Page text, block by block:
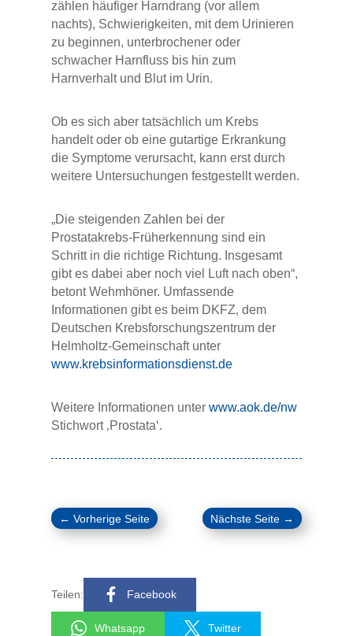
zählen häufiger Harndrang (vor allem
nachts), Schwierigkeiten, mit dem Urinieren
zu beginnen, unterbrochener oder
schwacher Harnfluss bis hin zum
Harnverhalt und Blut im Urin.
Ob es sich aber tatsächlich um Krebs
handelt oder ob eine gutartige Erkrankung
die Symptome verursacht, kann erst durch
weitere Untersuchungen festgestellt werden.
„Die steigenden Zahlen bei der
Prostatakrebs-Früherkennung sind ein
Schritt in die richtige Richtung. Insgesamt
gibt es dabei aber noch viel Luft nach oben“,
betont Wehmhöner. Umfassende
Informationen gibt es beim DKFZ, dem
Deutschen Krebsforschungszentrum der
Helmholtz-Gemeinschaft unter
www.krebsinformationsdienst.de
Weitere Informationen unter www.aok.de/nw
Stichwort ‚Prostata‘.
← Vorherige Seite Nächste Seite →
Teilen: Facebook
Whatsapp Twitter